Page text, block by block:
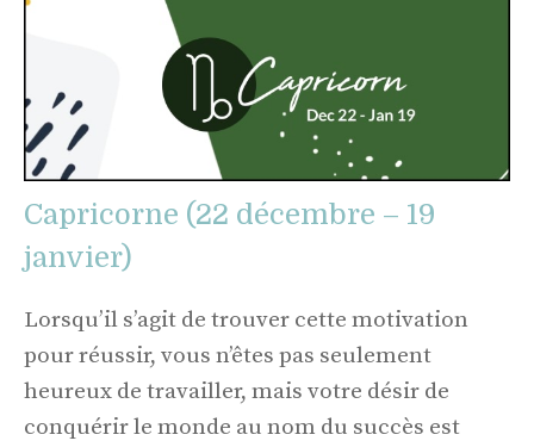
Capricorne (22 décembre – 19
janvier)
Lorsqu’il s’agit de trouver cette motivation
pour réussir, vous n’êtes pas seulement
heureux de travailler, mais votre désir de
conquérir le monde au nom du succès est